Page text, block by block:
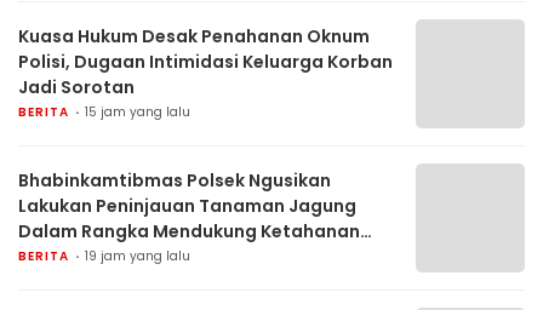
Kuasa Hukum Desak Penahanan Oknum
Polisi, Dugaan Intimidasi Keluarga Korban
Jadi Sorotan
BERITA 15 jam yang lalu
Bhabinkamtibmas Polsek Ngusikan
Lakukan Peninjauan Tanaman Jagung
Dalam Rangka Mendukung Ketahanan
Pangan
BERITA 19 jam yang lalu